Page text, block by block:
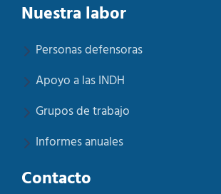
Nuestra labor
Personas defensoras
Apoyo a las INDH
Grupos de trabajo
Informes anuales
Contacto